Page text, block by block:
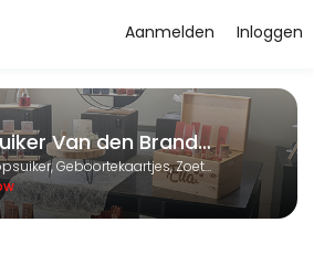
Van den Brande
BVBA is a Doopsuiker,
of Geboortekaartjes
Inloggen
Aanmelden
Doopsuiker Van den Brande BVBA
Other/Doopsuiker, Geboortekaartjes, Zoetwaren en Relatiegeschenken